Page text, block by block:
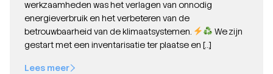
werkzaamheden was het verlagen van onnodig
energieverbruik en het verbeteren van de
betrouwbaarheid van de klimaatsystemen.
We zijn
gestart met een inventarisatie ter plaatse en […]
Lees meer